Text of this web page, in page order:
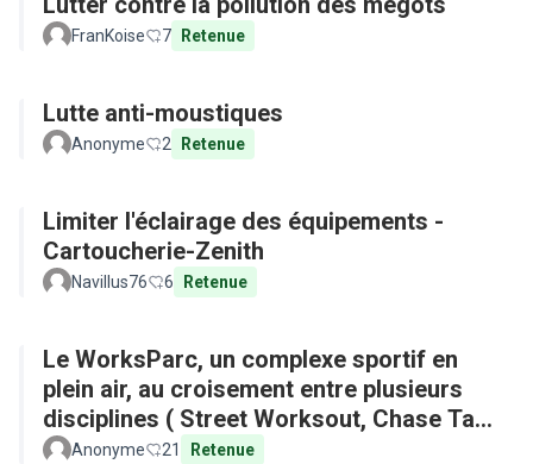
FranKoise 7 Retenue
Lutte anti-moustiques
Anonyme 2 Retenue
Limiter l'éclairage des équipements -
Cartoucherie-Zenith
Navillus76 6 Retenue
Le WorksParc, un complexe sportif en
plein air, au croisement entre plusieurs
disciplines ( Street Worksout, Chase Tag,
Parkour)
Anonyme 21 Retenue